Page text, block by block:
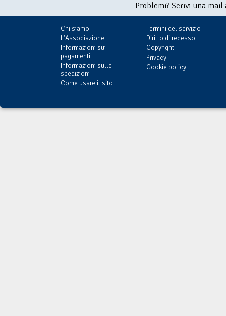
Problemi? Scrivi una
Chi siamo
L'Associazione
Informazioni sui
pagamenti
Informazioni sulle
spedizioni
Come usare il sito
Termini del servizio
Diritto di recesso
Copyright
Privacy
Cookie policy